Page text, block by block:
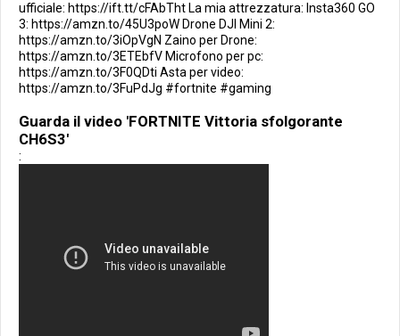
ufficiale: https://ift.tt/cFAbTht La mia attrezzatura: Insta360 GO
3: https://amzn.to/45U3poW Drone DJI Mini 2:
https://amzn.to/3iOpVgN Zaino per Drone:
https://amzn.to/3ETEbfV Microfono per pc:
https://amzn.to/3F0QDti Asta per video:
https://amzn.to/3FuPdJg #fortnite #gaming
Guarda il video 'FORTNITE Vittoria sfolgorante
CH6S3'
: